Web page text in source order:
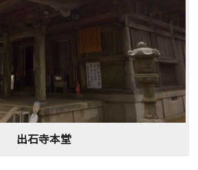
出石寺本堂